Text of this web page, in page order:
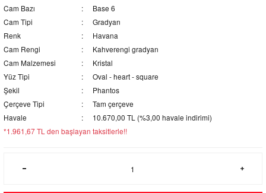
Cam Bazı
Base 6
Cam Tipi
Gradyan
Renk
Havana
Cam Rengi
Kahverengi gradyan
Cam Malzemesi
Kristal
Yüz Tipi
Oval - heart - square
Şekil
Phantos
Çerçeve Tipi
Tam çerçeve
Havale
10.670,00 TL (%3,00 havale indirimi)
*1.961,67 TL den başlayan taksitlerle!!